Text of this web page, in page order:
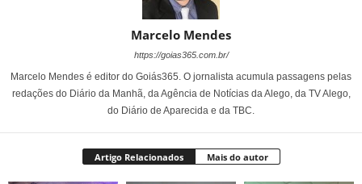
Marcelo Mendes
https://goias365.com.br/
Marcelo Mendes é editor do Goiás365. O jornalista acumula passagens pelas
redações do Diário da Manhã, da Agência de Notícias da Alego, da TV Alego,
do Diário de Aparecida e da TBC.
Artigo Relacionados Mais do autor